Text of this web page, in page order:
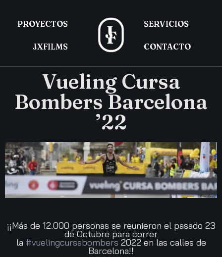
PROYECTOS
JXFILMS
SERVICIOS
CONTACTO
Vueling Cursa
Bombers Barcelona
’22
¡¡Más de 12.000 personas se reunieron el pasado 23
de Octubre para correr
la #vuelingcursabombers 2022 en las calles de
Barcelona!!